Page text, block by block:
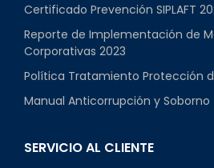
Certificado Prevención SIPLAFT
Reporte de Implementación de
Corporativas 2023
Política Tratamiento Protección
Manual Anticorrupción y Soborno
SERVICIO AL CLIENTE